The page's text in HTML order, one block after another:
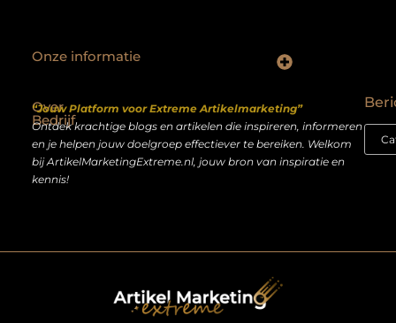
Over
Bedrijf
“Jouw Platform voor Extreme Artikelmarketing”
Ontdek krachtige blogs en artikelen die inspireren, informeren
en je helpen jouw doelgroep effectiever te bereiken. Welkom
bij ArtikelMarketingExtreme.nl, jouw bron van inspiratie en
kennis!
Onze informatie